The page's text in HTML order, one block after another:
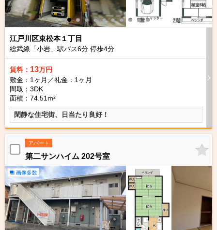
江戸川区東松本１丁目
総武線「小岩」駅バス6分 停歩4分
賃料： 13万円
敷金：1ヶ月／礼金：1ヶ月
間取：3DK
面積：74.51m²
閑静な住宅街、日当たり良好！
アパート
第二サンハイム 202号室
画像多数